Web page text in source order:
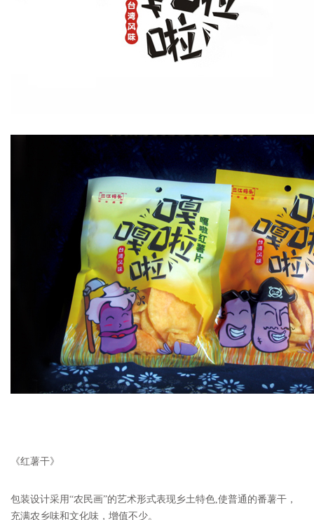
《红薯干》
包装设计采用“农民画”的艺术形式表现乡土特色,使普通的番薯干，
充满农乡味和文化味，增值不少。